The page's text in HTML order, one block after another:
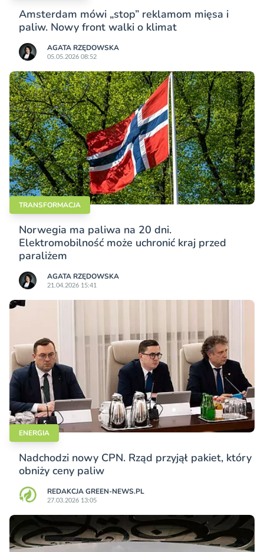
Amsterdam mówi „stop” reklamom mięsa i
paliw. Nowy front walki o klimat
AGATA RZĘDOWSKA
05.05.2026 08:52
TRANSFORMACJA
Norwegia ma paliwa na 20 dni.
Elektromobilność może uchronić kraj przed
paraliżem
AGATA RZĘDOWSKA
21.04.2026 15:41
ENERGIA
Nadchodzi nowy CPN. Rząd przyjął pakiet, który
obniży ceny paliw
REDAKCJA GREEN-NEWS.PL
27.03.2026 13:05